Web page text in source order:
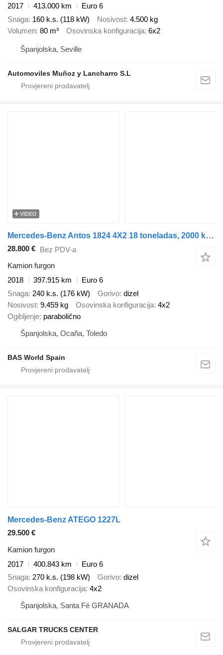
2017
413.000 km
Euro 6
Snaga 160 k.s. (118 kW) Nosivost 4.500 kg
Volumen 80 m³ Osovinska konfiguracija 6x2
Španjolska, Seville
Automoviles Muñoz y Lancharro S.L
VIDEO
Mercedes-Benz Antos 1824 4X2 18 toneladas, 2000 kg, plataforma trasera, aire a
28.800 € Bez PDV-a
Kamion furgon
2018
397.915 km
Euro 6
Snaga 240 k.s. (176 kW) Gorivo dizel
Nosivost 9.459 kg Osovinska konfiguracija 4x2
Ogibljenje parabolično
Španjolska, Ocaña, Toledo
BAS World Spain
Mercedes-Benz ATEGO 1227L
29.500 €
Kamion furgon
2017
400.843 km
Euro 6
Snaga 270 k.s. (198 kW) Gorivo dizel
Osovinska konfiguracija 4x2
Španjolska, Santa Fé GRANADA
SALGAR TRUCKS CENTER